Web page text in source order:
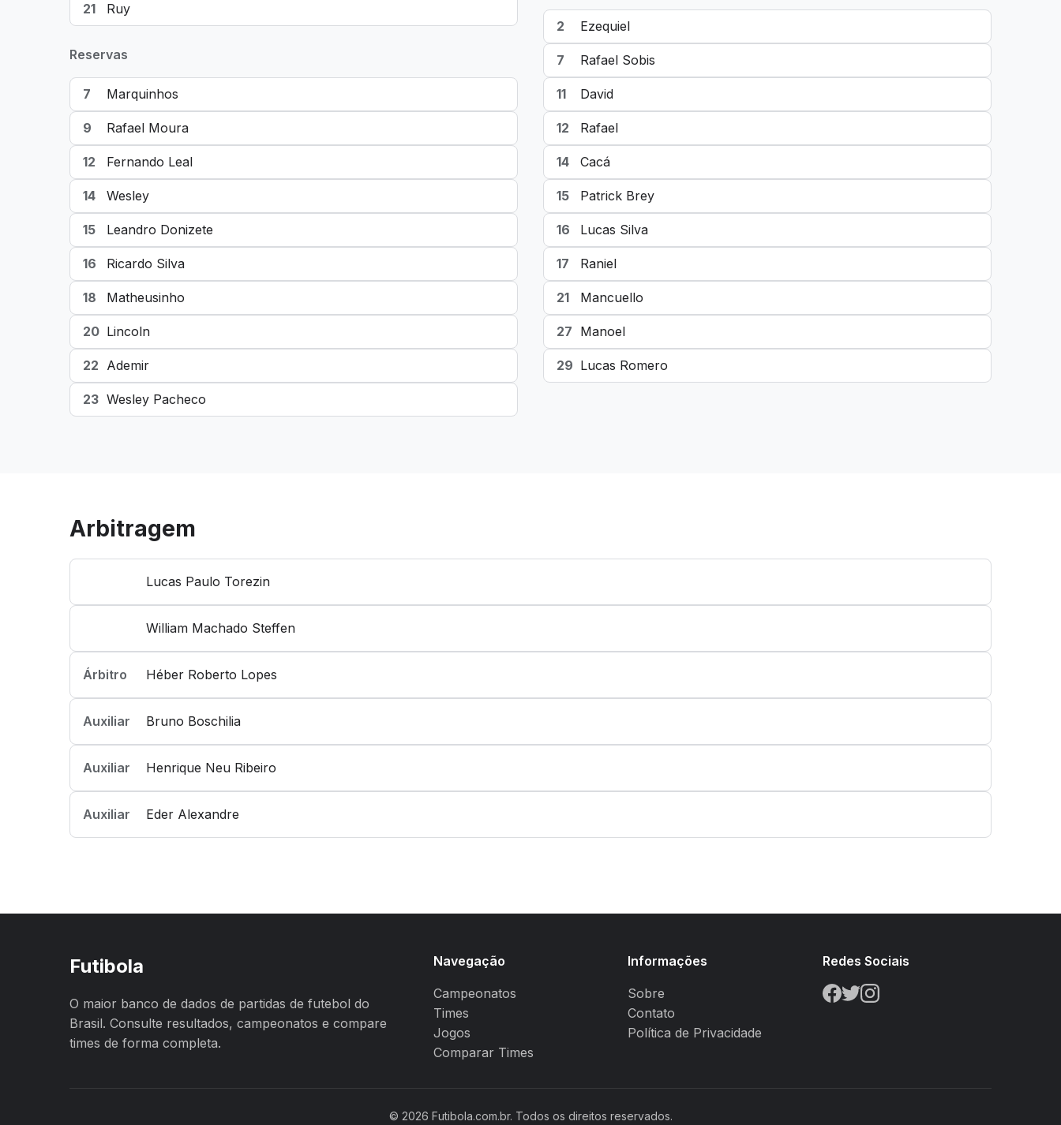
21 Ruy
Reservas
7 Marquinhos
9 Rafael Moura
12 Fernando Leal
14 Wesley
15 Leandro Donizete
16 Ricardo Silva
18 Matheusinho
20 Lincoln
22 Ademir
23 Wesley Pacheco
2 Ezequiel
7 Rafael Sobis
11 David
12 Rafael
14 Cacá
15 Patrick Brey
16 Lucas Silva
17 Raniel
21 Mancuello
27 Manoel
29 Lucas Romero
Arbitragem
Lucas Paulo Torezin
William Machado Steffen
Árbitro Héber Roberto Lopes
Auxiliar Bruno Boschilia
Auxiliar Henrique Neu Ribeiro
Auxiliar Eder Alexandre
Futibola
O maior banco de dados de partidas de futebol do
Brasil. Consulte resultados, campeonatos e compare
times de forma completa.
Navegação
Campeonatos
Times
Jogos
Comparar Times
Informações
Sobre
Contato
Política de Privacidade
Redes Sociais
© 2026 Futibola.com.br. Todos os direitos reservados.